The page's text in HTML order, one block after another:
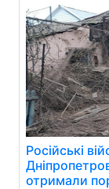
Російські
отримали